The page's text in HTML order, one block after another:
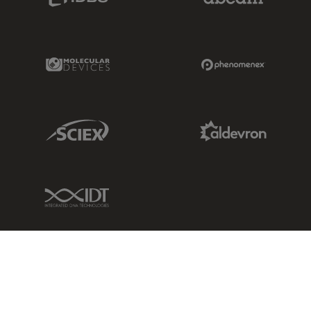
Molecular Devices Link
Sciex Link
IDT Link